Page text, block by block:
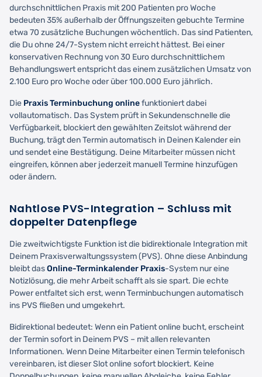
durchschnittlichen Praxis mit 200 Patienten pro Woche
bedeuten 35% außerhalb der Öffnungszeiten gebuchte Termine
etwa 70 zusätzliche Buchungen wöchentlich. Das sind Patienten,
die Du ohne 24/7-System nicht erreicht hättest. Bei einer
konservativen Rechnung von 30 Euro durchschnittlichem
Behandlungswert entspricht das einem zusätzlichen Umsatz von
2.100 Euro pro Woche oder über 100.000 Euro jährlich.
Die Praxis Terminbuchung onlinefunktioniert dabei
vollautomatisch. Das System prüft in Sekundenschnelle die
Verfügbarkeit, blockiert den gewählten Zeitslot während der
Buchung, trägt den Termin automatisch in Deinen Kalender ein
und sendet eine Bestätigung. Deine Mitarbeiter müssen nicht
eingreifen, können aber jederzeit manuell Termine hinzufügen
oder ändern.
Nahtlose PVS-Integration – Schluss mit
doppelter Datenpflege
Die zweitwichtigste Funktion ist die bidirektionale Integration mit
Deinem Praxisverwaltungssystem (PVS). Ohne diese Anbindung
bleibt dasOnline-Terminkalender Praxis-System nur eine
Notizlösung, die mehr Arbeit schafft als sie spart. Die echte
Power entfaltet sich erst, wenn Terminbuchungen automatisch
ins PVS fließen und umgekehrt.
Bidirektional bedeutet: Wenn ein Patient online bucht, erscheint
der Termin sofort in Deinem PVS – mit allen relevanten
Informationen. Wenn Deine Mitarbeiter einen Termin telefonisch
vereinbaren, ist dieser Slot online sofort blockiert. Keine